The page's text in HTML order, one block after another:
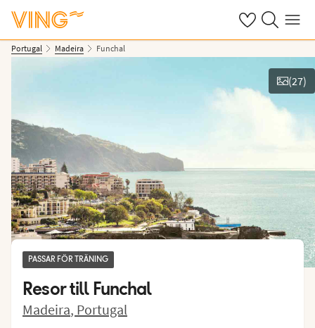
Se dinaSök på ving.se
Meny
Portugal Madeira Funchal
Se bilder
(27)
PASSAR FÖR TRÄNING
Resor till Funchal
Madeira, Portugal